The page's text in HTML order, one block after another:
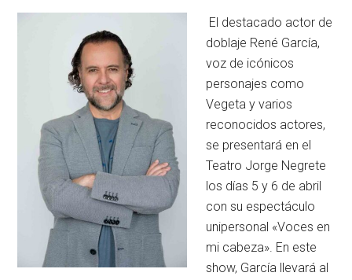
El destacado actor de
doblaje René García,
voz de icónicos
personajes como
Vegeta y varios
reconocidos actores,
se presentará en el
Teatro Jorge Negrete
los días 5 y 6 de abril
con su espectáculo
unipersonal «Voces en
mi cabeza». En este
show, García llevará al